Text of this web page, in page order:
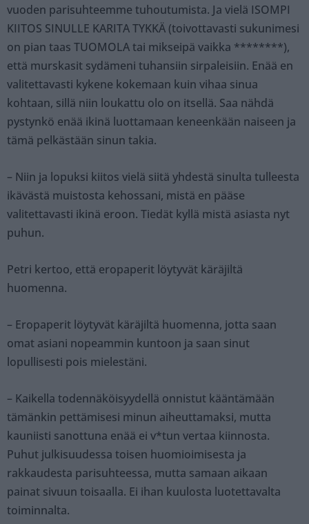
vuoden parisuhteemme tuhoutumista. Ja vielä ISOMPI
KIITOS SINULLE KARITA TYKKÄ (toivottavasti sukunimesi
on pian taas TUOMOLA tai mikseipä vaikka ********),
että murskasit sydämeni tuhansiin sirpaleisiin. Enää en
valitettavasti kykene kokemaan kuin vihaa sinua
kohtaan, sillä niin loukattu olo on itsellä. Saa nähdä
pystynkö enää ikinä luottamaan keneenkään naiseen ja
tämä pelkästään sinun takia.
– Niin ja lopuksi kiitos vielä siitä yhdestä sinulta tulleesta
ikävästä muistosta kehossani, mistä en pääse
valitettavasti ikinä eroon. Tiedät kyllä mistä asiasta nyt
puhun.
Petri kertoo, että eropaperit löytyvät käräjiltä
huomenna.
– Eropaperit löytyvät käräjiltä huomenna, jotta saan
omat asiani nopeammin kuntoon ja saan sinut
lopullisesti pois mielestäni.
– Kaikella todennäköisyydellä onnistut kääntämään
tämänkin pettämisesi minun aiheuttamaksi, mutta
kauniisti sanottuna enää ei v*tun vertaa kiinnosta.
Puhut julkisuudessa toisen huomioimisesta ja
rakkaudesta parisuhteessa, mutta samaan aikaan
painat sivuun toisaalla. Ei ihan kuulosta luotettavalta
toiminnalta.